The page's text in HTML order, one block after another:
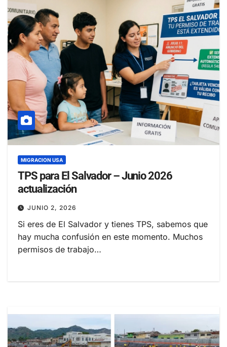
MIGRACION USA
TPS para El Salvador – Junio 2026
actualización
JUNIO 2, 2026
Si eres de El Salvador y tienes TPS, sabemos que
hay mucha confusión en este momento. Muchos
permisos de trabajo…